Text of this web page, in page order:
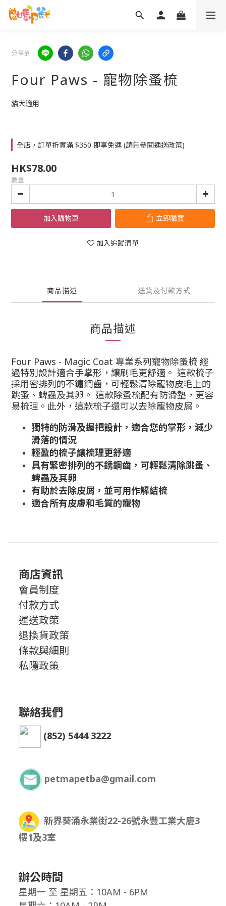
分享到
Four Paws - 寵物除蚤梳
貓犬適用
全店，訂單折實滿 $350 即享免運 (請先參閱運送政策)
HK$78.00
數量
加入購物車 立即購買
加入追蹤清單
商品描述 送貨及付款方式
商品描述
Four Paws - Magic Coat 專業系列寵物除蚤梳 經
過特別設計適合手掌形，讓刷毛更舒適。 這款梳子
採用密排列的不鏽鋼齒，可輕鬆清除寵物皮毛上的
跳蚤、蜱蟲及其卵。 這款除蚤梳配有防滑墊，更容
易梳理。此外，這款梳子還可以去除寵物皮屑。
獨特的防滑及握把設計，適合您的掌形，減少
滑落的情況
輕盈的梳子讓梳理更舒適
具有緊密排列的不銹鋼齒，可輕鬆清除跳蚤、
蜱蟲及其卵
有助於去除皮屑，並可用作解結梳
適合所有皮膚和毛質的寵物
商店資訊
會員制度
付款方式
運送政策
退換貨政策
條款與細則
私隱政策
聯絡我們
(852) 5444 3222
petmapetba@gmail.com
新界葵涌永業街22-26號永豐工業大廈3
樓1及3室
辦公時間
星期一 至 星期五：10AM - 6PM